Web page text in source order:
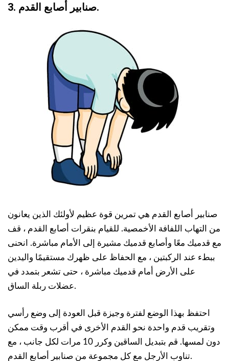
3. صنابير أصابع القدم.
صنابير أصابع القدم هي تمرين قوة عظيم لأولئك الذين يعانون
من التهاب اللفافة الأخمصية. للقيام بنقرات أصابع القدم ، قف
مع قدميك معًا وأصابع قدميك مشيرة إلى الأمام مباشرة. انحنى
ببطء عند الركبتين ، مع الحفاظ على ظهرك مستقيمًا واليدين
على الأرض أمام قدميك مباشرة ، حتى تشعر بتمدد في
عضلات ربلة الساق.
احتفظ بهذا الوضع لفترة وجيزة قبل العودة إلى وضع رأسي
وتقريب قدم واحدة نحو القدم الأخرى في أقرب وقت ممكن
دون لمسها. قم بتبديل الساقين وكرر 10 مرات لكل جانب ، مع
تناوب الأرجل مع كل مجموعة من صنابير أصابع القدم.